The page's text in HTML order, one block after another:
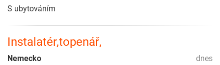
S ubytováním
Instalatér,topenář,
dnes
Nemecko